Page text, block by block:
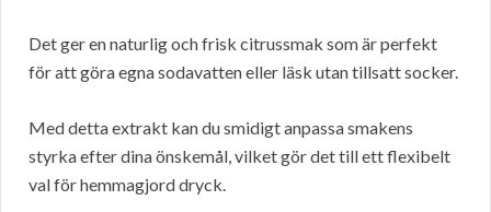
Det ger en naturlig och frisk citrussmak som är perfekt
för att göra egna sodavatten eller läsk utan tillsatt socker.
Med detta extrakt kan du smidigt anpassa smakens
styrka efter dina önskemål, vilket gör det till ett flexibelt
val för hemmagjord dryck.